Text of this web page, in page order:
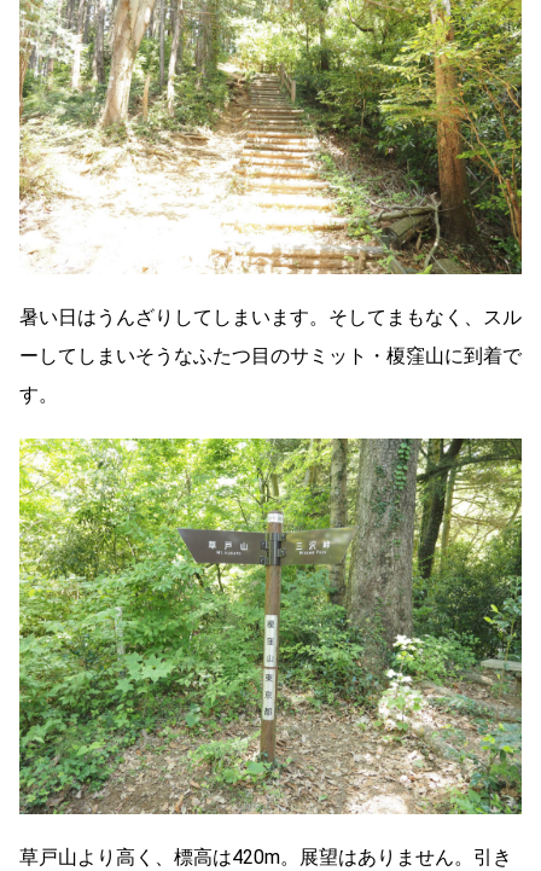
暑い日はうんざりしてしまいます。そしてまもなく、スル
ーしてしまいそうなふたつ目のサミット・榎窪山に到着で
す。
草戸山より高く、標高は420m。展望はありません。引き